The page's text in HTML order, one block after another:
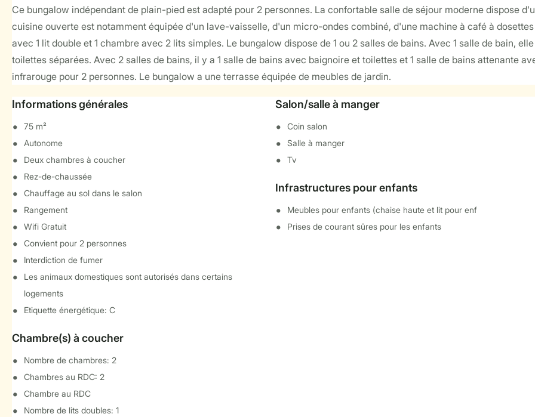
Ce bungalow indépendant de plain-pied est adapté pour 2 personnes. La confortable salle de séjour moderne dispose
cuisine ouverte est notamment équipée d'un lave-vaisselle, d'un micro-ondes combiné, d'une machine à café à
avec 1 lit double et 1 chambre avec 2 lits simples. Le bungalow dispose de 1 ou 2 salles de bains. Avec 1 salle de bain,
toilettes séparées. Avec 2 salles de bains, il y a 1 salle de bains avec baignoire et toilettes et 1 salle de bains attenante
infrarouge pour 2 personnes. Le bungalow a une terrasse équipée de meubles de jardin.
Informations générales
75 m²
Autonome
Deux chambres à coucher
Rez-de-chaussée
Chauffage au sol dans le salon
Rangement
Wifi Gratuit
Convient pour 2 personnes
Interdiction de fumer
Les animaux domestiques sont autorisés dans certains
logements
Etiquette énergétique: C
Chambre(s) à coucher
Nombre de chambres: 2
Chambres au RDC: 2
Chambre au RDC
Nombre de lits doubles: 1
Salon/salle à manger
Coin salon
Salle à manger
Tv
Infrastructures pour enfants
Meubles pour enfants (chaise haute et lit pour enf
Prises de courant sûres pour les enfants